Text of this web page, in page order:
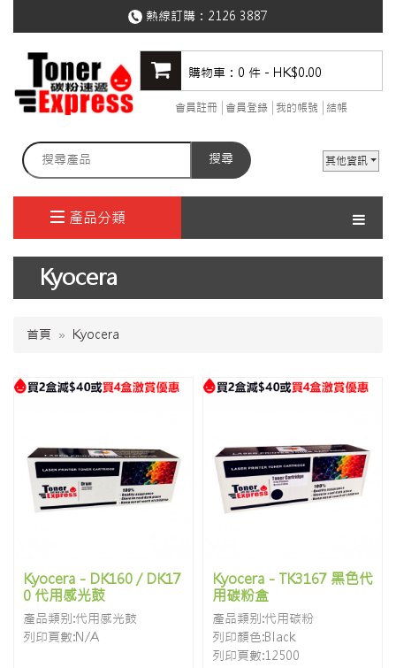
熱線訂購： 2126 3887
購物車：0 件 - HK$0.00
會員註冊 會員登錄 我的帳號 結帳
搜尋 其他資訊
產品分類
Kyocera
首頁 Kyocera
Kyocera - DK160 / DK17
0 代用感光鼓
產品類别:代用感光鼓
列印頁數:N/A
Kyocera - TK3167 黑色代
用碳粉盒
產品類别:代用碳粉
列印顏色:Black
列印頁數:12500